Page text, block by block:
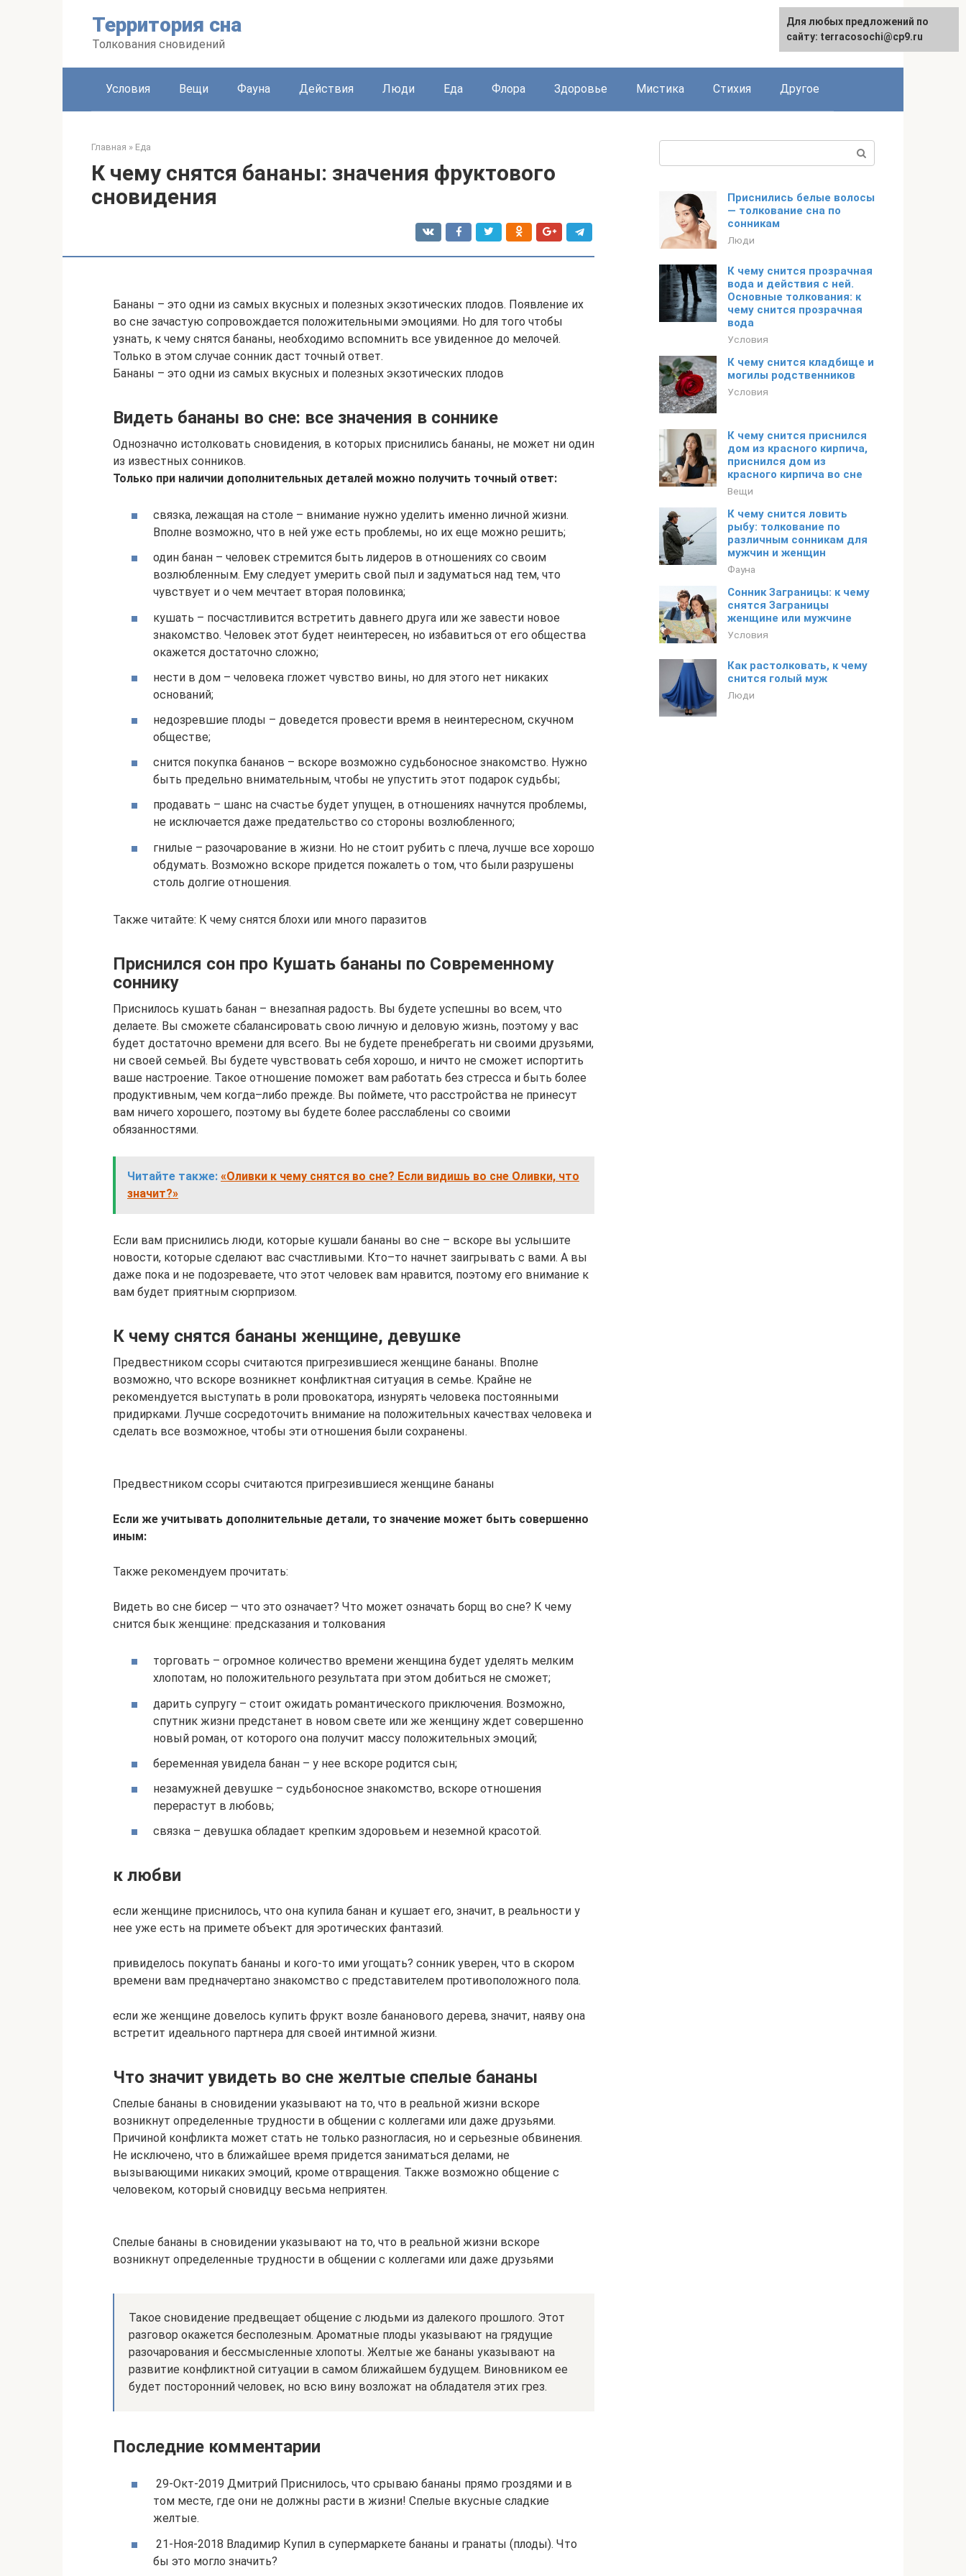
Территория сна
Толкования сновидений
Условия Вещи Фауна Действия Люди Еда Флора Здоровье Мистика Стихия Другое
Главная » Еда
К чему снятся бананы: значения фруктового
сновидения
Бананы – это одни из самых вкусных и полезных экзотических плодов. Появление их
во сне зачастую сопровождается положительными эмоциями. Но для того чтобы
узнать, к чему снятся бананы, необходимо вспомнить все увиденное до мелочей.
Только в этом случае сонник даст точный ответ.
Бананы – это одни из самых вкусных и полезных экзотических плодов
Видеть бананы во сне: все значения в соннике
Однозначно истолковать сновидения, в которых приснились бананы, не может ни один
из известных сонников.
Только при наличии дополнительных деталей можно получить точный ответ:
связка, лежащая на столе – внимание нужно уделить именно личной жизни.
Вполне возможно, что в ней уже есть проблемы, но их еще можно решить;
один банан – человек стремится быть лидеров в отношениях со своим
возлюбленным. Ему следует умерить свой пыл и задуматься над тем, что
чувствует и о чем мечтает вторая половинка;
кушать – посчастливится встретить давнего друга или же завести новое
знакомство. Человек этот будет неинтересен, но избавиться от его общества
окажется достаточно сложно;
нести в дом – человека гложет чувство вины, но для этого нет никаких
оснований;
недозревшие плоды – доведется провести время в неинтересном, скучном
обществе;
снится покупка бананов – вскоре возможно судьбоносное знакомство. Нужно
быть предельно внимательным, чтобы не упустить этот подарок судьбы;
продавать – шанс на счастье будет упущен, в отношениях начнутся проблемы,
не исключается даже предательство со стороны возлюбленного;
гнилые – разочарование в жизни. Но не стоит рубить с плеча, лучше все хорошо
обдумать. Возможно вскоре придется пожалеть о том, что были разрушены
столь долгие отношения.
Также читайте: К чему снятся блохи или много паразитов
Приснился сон про Кушать бананы по Современному
соннику
Приснилось кушать банан – внезапная радость. Вы будете успешны во всем, что
делаете. Вы сможете сбалансировать свою личную и деловую жизнь, поэтому у вас
будет достаточно времени для всего. Вы не будете пренебрегать ни своими друзьями,
ни своей семьей. Вы будете чувствовать себя хорошо, и ничто не сможет испортить
ваше настроение. Такое отношение поможет вам работать без стресса и быть более
продуктивным, чем когда–либо прежде. Вы поймете, что расстройства не принесут
вам ничего хорошего, поэтому вы будете более расслаблены со своими
обязанностями.
Читайте также: «Оливки к чему снятся во сне? Если видишь во сне Оливки, что
значит?»
Если вам приснились люди, которые кушали бананы во сне – вскоре вы услышите
новости, которые сделают вас счастливыми. Кто–то начнет заигрывать с вами. А вы
даже пока и не подозреваете, что этот человек вам нравится, поэтому его внимание к
вам будет приятным сюрпризом.
К чему снятся бананы женщине, девушке
Предвестником ссоры считаются пригрезившиеся женщине бананы. Вполне
возможно, что вскоре возникнет конфликтная ситуация в семье. Крайне не
рекомендуется выступать в роли провокатора, изнурять человека постоянными
придирками. Лучше сосредоточить внимание на положительных качествах человека и
сделать все возможное, чтобы эти отношения были сохранены.
Предвестником ссоры считаются пригрезившиеся женщине бананы
Если же учитывать дополнительные детали, то значение может быть совершенно
иным:
Также рекомендуем прочитать:
Видеть во сне бисер — что это означает? Что может означать борщ во сне? К чему
снится бык женщине: предсказания и толкования
торговать – огромное количество времени женщина будет уделять мелким
хлопотам, но положительного результата при этом добиться не сможет;
дарить супругу – стоит ожидать романтического приключения. Возможно,
спутник жизни предстанет в новом свете или же женщину ждет совершенно
новый роман, от которого она получит массу положительных эмоций;
беременная увидела банан – у нее вскоре родится сын;
незамужней девушке – судьбоносное знакомство, вскоре отношения
перерастут в любовь;
связка – девушка обладает крепким здоровьем и неземной красотой.
к любви
если женщине приснилось, что она купила банан и кушает его, значит, в реальности у
нее уже есть на примете объект для эротических фантазий.
привиделось покупать бананы и кого-то ими угощать? сонник уверен, что в скором
времени вам предначертано знакомство с представителем противоположного пола.
если же женщине довелось купить фрукт возле бананового дерева, значит, наяву она
встретит идеального партнера для своей интимной жизни.
Что значит увидеть во сне желтые спелые бананы
Спелые бананы в сновидении указывают на то, что в реальной жизни вскоре
возникнут определенные трудности в общении с коллегами или даже друзьями.
Причиной конфликта может стать не только разногласия, но и серьезные обвинения.
Не исключено, что в ближайшее время придется заниматься делами, не
вызывающими никаких эмоций, кроме отвращения. Также возможно общение с
человеком, который сновидцу весьма неприятен.
Спелые бананы в сновидении указывают на то, что в реальной жизни вскоре
возникнут определенные трудности в общении с коллегами или даже друзьями
Такое сновидение предвещает общение с людьми из далекого прошлого. Этот
разговор окажется бесполезным. Ароматные плоды указывают на грядущие
разочарования и бессмысленные хлопоты. Желтые же бананы указывают на
развитие конфликтной ситуации в самом ближайшем будущем. Виновником ее
будет посторонний человек, но всю вину возложат на обладателя этих грез.
Последние комментарии
29-Окт-2019 Дмитрий Приснилось, что срываю бананы прямо гроздями и в
том месте, где они не должны расти в жизни! Спелые вкусные сладкие
желтые.
21-Ноя-2018 Владимир Купил в супермаркете бананы и гранаты (плоды). Что
бы это могло значить?
Приснились белые волосы
— толкование сна по
сонникам
Люди
К чему снится прозрачная
вода и действия с ней.
Основные толкования: к
чему снится прозрачная
вода
Условия
К чему снится кладбище и
могилы родственников
Условия
К чему снится приснился
дом из красного кирпича,
приснился дом из
красного кирпича во сне
Вещи
К чему снится ловить
рыбу: толкование по
различным сонникам для
мужчин и женщин
Фауна
Сонник Заграницы: к чему
снятся Заграницы
женщине или мужчине
Условия
Как растолковать, к чему
снится голый муж
Люди
Для любых предложений по
сайту: terracosochi@cp9.ru